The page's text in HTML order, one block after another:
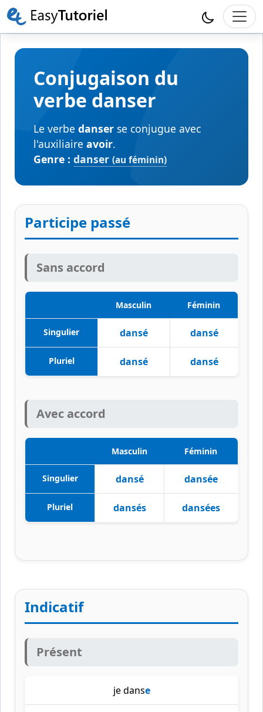
Conjugaison du
verbe danser
Le verbe danser se conjugue avec
l'auxiliaire avoir.
Genre : danser (au féminin)
Participe passé
Sans accord
Masculin Féminin
Singulier dansé dansé
Pluriel dansé dansé
Avec accord
Masculin Féminin
Singulier dansé dansée
Pluriel dansés dansées
Indicatif
Présent
je danse